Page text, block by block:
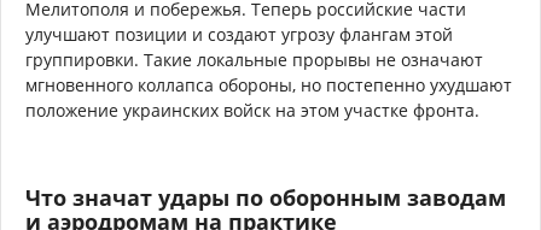
Мелитополя и побережья. Теперь российские части
улучшают позиции и создают угрозу флангам этой
группировки. Такие локальные прорывы не означают
мгновенного коллапса обороны, но постепенно ухудшают
положение украинских войск на этом участке фронта.
Что значат удары по оборонным заводам
и аэродромам на практике